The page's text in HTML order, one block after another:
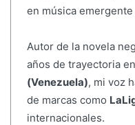
en música
Autor de la novela
años de trayectoria en
(Venezuela), mi voz
de marcas como
internacionales.